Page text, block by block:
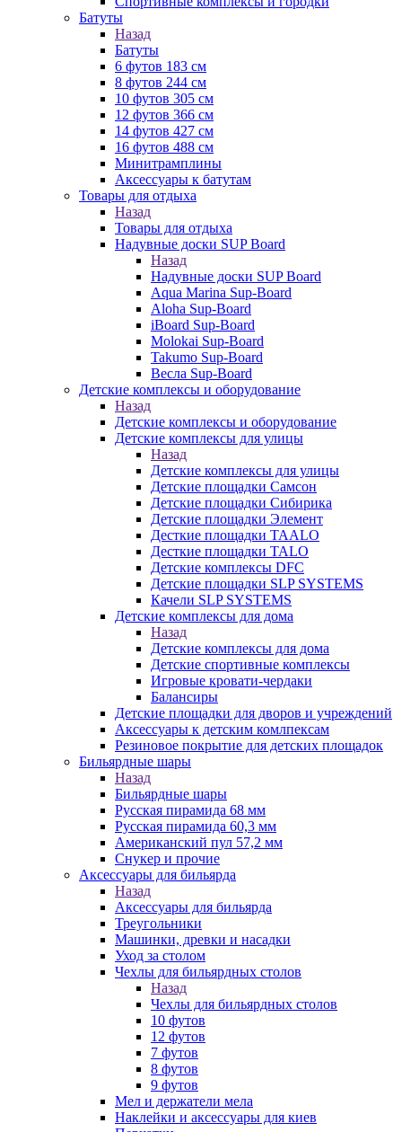
Батуты
Назад
Батуты
6 футов 183 см
8 футов 244 см
10 футов 305 см
12 футов 366 см
14 футов 427 см
16 футов 488 см
Минитрамплины
Аксессуары к батутам
Товары для отдыха
Назад
Товары для отдыха
Надувные доски SUP Board
Назад
Надувные доски SUP Board
Aqua Marina Sup-Board
Aloha Sup-Board
iBoard Sup-Board
Molokai Sup-Board
Takumo Sup-Board
Весла Sup-Board
Детские комплексы и оборудование
Назад
Детские комплексы и оборудование
Детские комплексы для улицы
Назад
Детские комплексы для улицы
Детские площадки Самсон
Детские площадки Сибирика
Детские площадки Элемент
Десткие площадки TAALO
Десткие площадки TALO
Детские комплексы DFC
Детские площадки SLP SYSTEMS
Качели SLP SYSTEMS
Детские комплексы для дома
Назад
Детские комплексы для дома
Детские спортивные комплексы
Игровые кровати-чердаки
Балансиры
Детские площадки для дворов и учреждений
Аксессуары к детским комлпексам
Резиновое покрытие для детских площадок
Бильярдные шары
Назад
Бильярдные шары
Русская пирамида 68 мм
Русская пирамида 60,3 мм
Американский пул 57,2 мм
Снукер и прочие
Аксессуары для бильярда
Назад
Аксессуары для бильярда
Треугольники
Машинки, древки и насадки
Уход за столом
Чехлы для бильярдных столов
Назад
Чехлы для бильярдных столов
10 футов
12 футов
7 футов
8 футов
9 футов
Мел и держатели мела
Наклейки и аксессуары для киев